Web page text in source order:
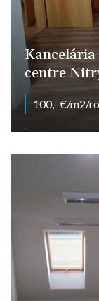
Kancelária
centre
100,- €/m2/